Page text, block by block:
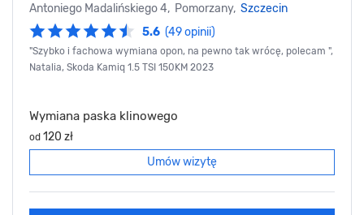
Antoniego Madalińskiego 4, Pomorzany, Szczecin
5.6 (49 opinii)
"Szybko i fachowa wymiana opon, na pewno tak wrócę, polecam ",
Natalia, Skoda Kamiq 1.5 TSI 150KM 2023
Wymiana paska klinowego
od 120 zł
Umów wizytę